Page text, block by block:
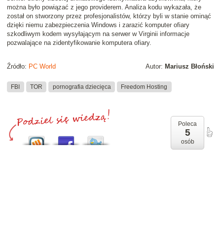
można było powiązać z jego providerem. Analiza kodu wykazała, że
został on stworzony przez profesjonalistów, którzy byli w stanie ominąć
dzięki niemu zabezpieczenia Windows i zarazić komputer ofiary
szkodliwym kodem wysyłającym na serwer w Virginii informacje
pozwalające na zidentyfikowanie komputera ofiary.
Autor: Mariusz Błoński
Źródło: PC World
FBI TOR pornografia dziecięca Freedom Hosting
Poleca
5
osób